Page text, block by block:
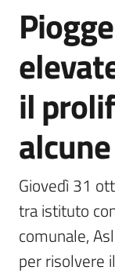
Novità
Menu selezionato
Servizi
Vivere
il
Comune
Prenotazione
Salta al contenuto
il
Giovedì 31
tra istituto
comunale,
per risolvere